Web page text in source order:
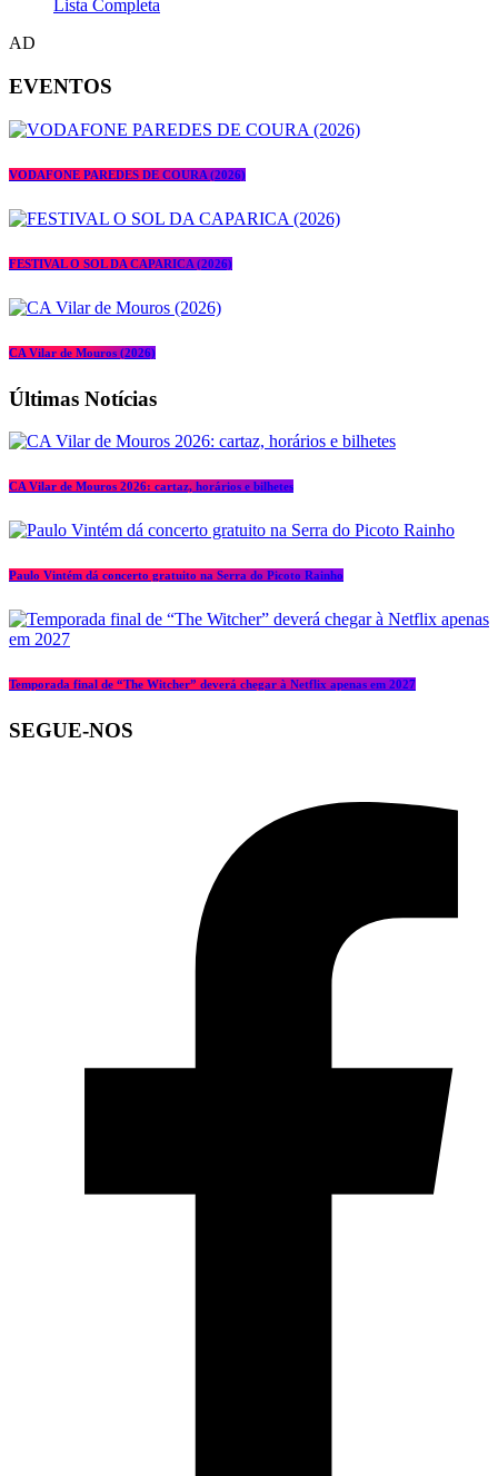
Lista Completa
AD
EVENTOS
VODAFONE PAREDES DE COURA (2026)
FESTIVAL O SOL DA CAPARICA (2026)
CA Vilar de Mouros (2026)
Últimas Notícias
CA Vilar de Mouros 2026: cartaz, horários e bilhetes
Paulo Vintém dá concerto gratuito na Serra do Picoto Rainho
Temporada final de “The Witcher” deverá chegar à Netflix apenas em 2027
SEGUE-NOS